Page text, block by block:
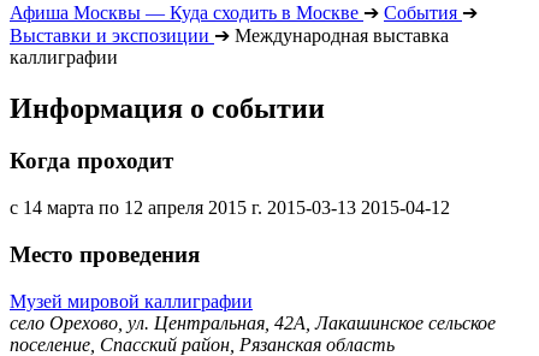
Афиша Москвы — Куда сходить в Москве ➔ События ➔
Выставки и экспозиции ➔ Международная выставка
каллиграфии
Информация о событии
Когда проходит
с 14 марта по 12 апреля 2015 г. 2015-03-13 2015-04-12
Место проведения
Музей мировой каллиграфии
село Орехово, ул. Центральная, 42А, Лакашинское сельское
поселение, Спасский район, Рязанская область